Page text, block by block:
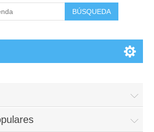
BÚSQUEDA